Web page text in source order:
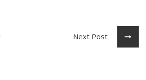
Next Post